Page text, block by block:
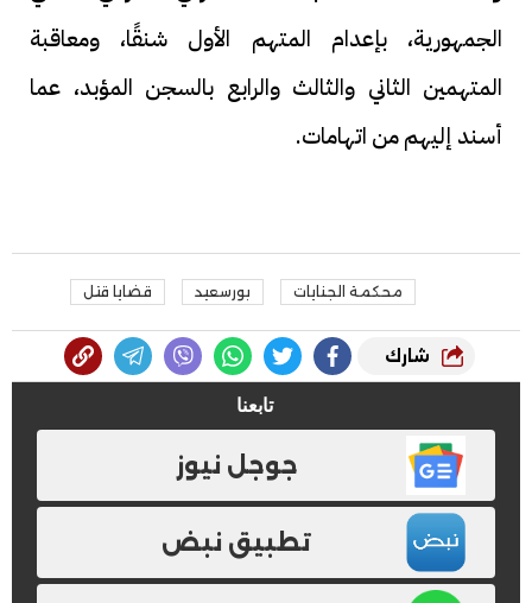
الجمهورية، بإعدام المتهم الأول شنقًا، ومعاقبة
المتهمين الثاني والثالث والرابع بالسجن المؤبد، عما
أسند إليهم من اتهامات.
محكمة الجنايات بورسعيد قضايا قتل
شارك
تابعنا
جوجل نيوز
تطبيق نبض